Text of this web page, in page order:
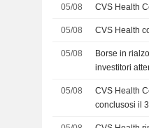
05/08 CVS Health
05/08 CVS Health
05/08
Borse in
investitori
05/08
CVS Health
conclusosi il